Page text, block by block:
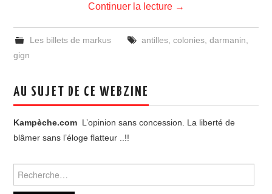
Continuer la lecture →
Les billets de markus antilles, colonies, darmanin
gign
AU SUJET DE CE WEBZINE
Kampèche.com L’opinion sans concession. La liberté de
blâmer sans l’éloge flatteur ..!!